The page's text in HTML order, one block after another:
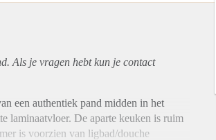
Als je vragen hebt kun je contact
een authentiek pand midden in het
laminaatvloer. De aparte keuken is ruim
is voorzien van ligbad/douche